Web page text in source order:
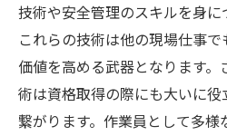
技術や安全管理のスキルを身に
これらの技術は他の現場仕事
価値を高める武器となります
術は資格取得の際にも大いに
繋がります。作業員として多